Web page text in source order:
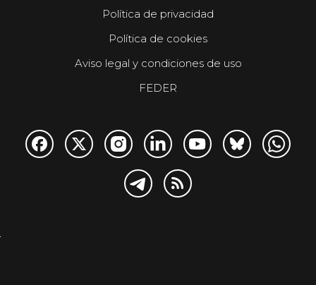
Política de privacidad
Política de cookies
Aviso legal y condiciones de uso
FEDER